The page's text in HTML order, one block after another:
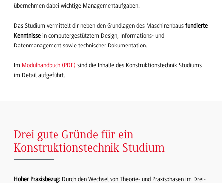
übernehmen dabei wichtige Managementaufgaben.
Das Studium vermittelt dir neben den Grundlagen des Maschinenbaus fundierte
Kenntnisse in computergestütztem Design, Informations- und
Datenmanagement sowie technischer Dokumentation.
Im Modulhandbuch (PDF) sind die Inhalte des Konstruktionstechnik Studiums
im Detail aufgeführt.
Drei gute Gründe für ein
Konstruktionstechnik Studium
Hoher Praxisbezug: Durch den Wechsel von Theorie- und Praxisphasen im Drei-